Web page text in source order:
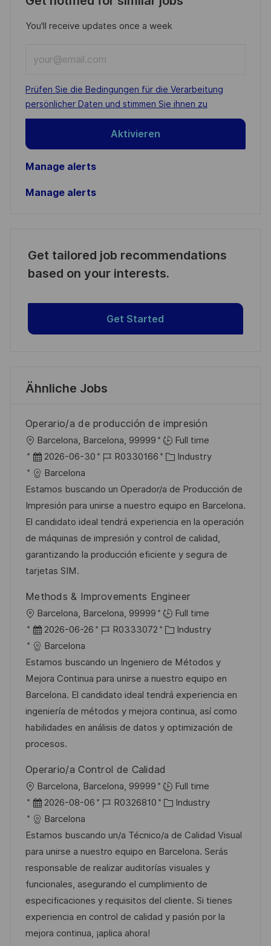
You'll receive updates once a week
Email
address
(Required)
Required
Prüfen Sie die Bedingungen für die Verarbeitung
persönlicher Daten und stimmen Sie ihnen zu
Aktivieren
Manage alerts
Manage alerts
Get tailored job recommendations
based on your interests.
Get Started
Ähnliche Jobs
Operario/a de producción de impresión
O
r
t
Barcelona, Barcelona, 99999
Full time
D
a
t
u
m
d
e
r
e
r
ö
f
f
e
n
t
l
i
c
h
u
n
g
2026-06-30
J
b
-
I
D
R0330166
K
t
e
g
o
r
Industry
Barcelona
Estamos buscando un Operador/a de Producción de
Impresión para unirse a nuestro equipo en Barcelona.
El candidato ideal tendrá experiencia en la operación
de máquinas de impresión y control de calidad,
garantizando la producción eficiente y segura de
tarjetas SIM.
Methods & Improvements Engineer
O
r
t
Barcelona, Barcelona, 99999
Full time
D
a
t
u
m
d
e
r
e
r
ö
f
f
e
n
t
l
i
c
2026-06-26
J
b
-
I
D
R0333072
K
t
e
g
o
r
Industry
Barcelona
Estamos buscando un Ingeniero de Métodos y
Mejora Continua para unirse a nuestro equipo en
Barcelona. El candidato ideal tendrá experiencia en
ingeniería de métodos y mejora continua, así como
habilidades en análisis de datos y optimización de
procesos.
Operario/a Control de Calidad
O
r
t
Barcelona, Barcelona, 99999
Full time
D
a
t
u
m
d
e
r
V
2026-08-06
J
b
-
I
D
R0326810
K
t
e
g
o
r
Industry
Barcelona
Estamos buscando un/a Técnico/a de Calidad Visual
para unirse a nuestro equipo en Barcelona. Serás
responsable de realizar auditorías visuales y
funcionales, asegurando el cumplimiento de
especificaciones y requisitos del cliente. Si tienes
experiencia en control de calidad y pasión por la
mejora continua, ¡aplica ahora!